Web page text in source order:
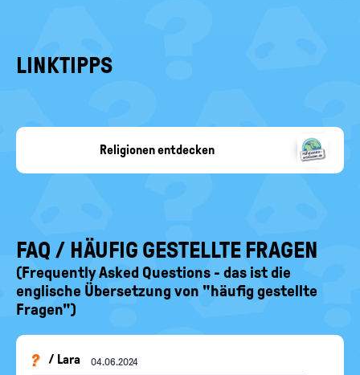
FAQ / HÄUFIG GESTELLTE FRAGEN
(Frequently Asked Questions - das ist die
englische Übersetzung von "häufig gestellte
Fragen")
/ Lara 04.06.2024
LINKTIPPS
Religionen entdecken